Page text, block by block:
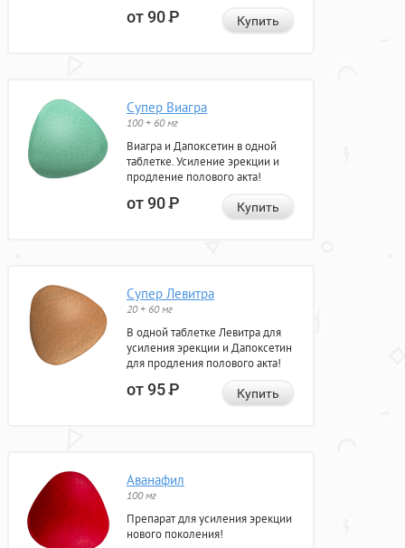
от 90Р Купить
Супер Виагра
100 + 60 мг
Виагра и Дапоксетин в одной
таблетке. Усиление эрекции и
продление полового акта!
от 90Р Купить
Супер Левитра
20 + 60 мг
В одной таблетке Левитра для
усиления эрекции и Дапоксетин
для продления полового акта!
от 95Р Купить
Аванафил
100 мг
Препарат для усиления эрекции
нового поколения!